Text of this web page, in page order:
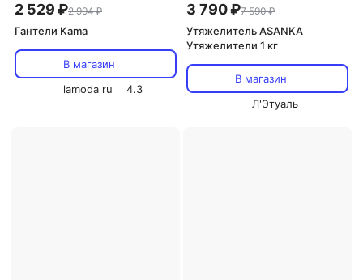
2 529 ₽2 994 ₽
Гантели Kama
В магазин
lamoda ru
4.3
3 790 ₽7 590 ₽
Утяжелитель ASANKA
Утяжелители 1 кг
В магазин
Л'Этуаль